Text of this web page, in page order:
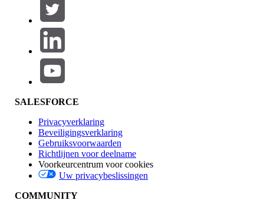
Productgebied
Invloed op functies
Edition
SALESFORCE
Privacyverklaring
Beveiligingsverklaring
Gebruiksvoorwaarden
Richtlijnen voor deelname
Voorkeurcentrum voor cookies
Uw privacybeslissingen
COMMUNITY